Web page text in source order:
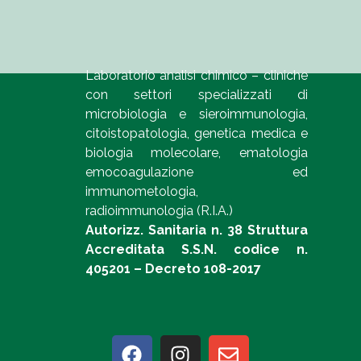
Laboratorio analisi chimico – cliniche
con settori specializzati di
microbiologia e sieroimmunologia,
citoistopatologia, genetica medica e
biologia molecolare, ematologia
emocoagulazione ed
immunometologia,
radioimmunologia (R.I.A.)
Autorizz. Sanitaria n. 38 Struttura
Accreditata S.S.N. codice n.
405201 – Decreto 108-2017